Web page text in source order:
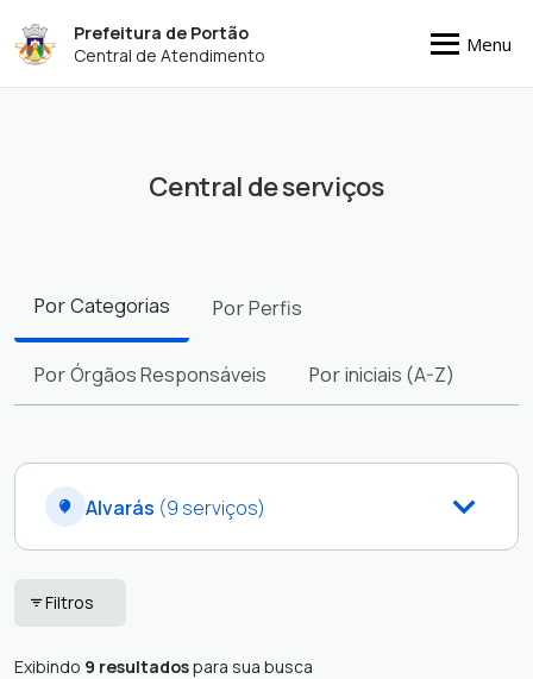
Prefeitura de Portão
Central de Atendimento
Menu
Central de serviços
PorCategorias PorPerfis
PorÓrgãos Responsáveis Poriniciais (A-Z)
Alvarás (9 serviços)
Filtros
Exibindo 9 resultadospara sua busca